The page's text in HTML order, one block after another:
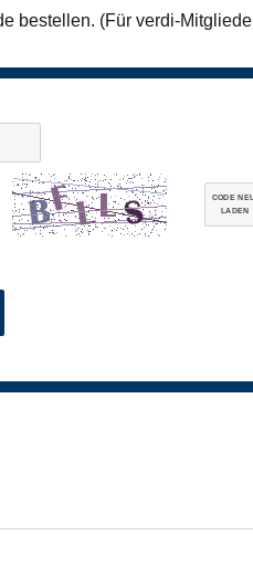
bestellen. (Für verdi-
CODE
LADEN